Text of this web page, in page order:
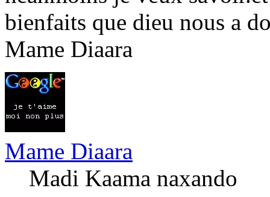
bienfaits que dieu nous a
Mame Diaara
Mame Diaara
Madi Kaama naxando